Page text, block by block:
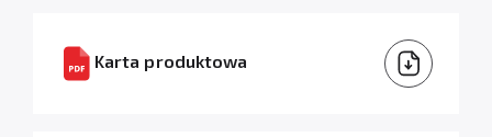
Karta produktowa